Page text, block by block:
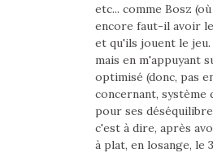
etc... comme Bosz
encore faut-il avoir
et qu'ils jouent le jeu.
mais en m'appuyant
optimisé (donc, pas
concernant, système
pour ses
c'est à dire, après
à plat, en losange, le